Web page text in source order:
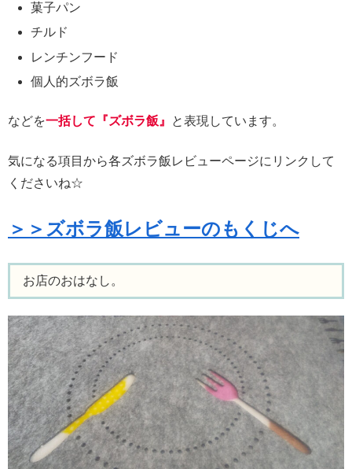
菓子パン
チルド
レンチンフード
個人的ズボラ飯
などを一括して『ズボラ飯』 と表現しています。
気になる項目から各ズボラ飯レビューページにリンクして
くださいね☆
＞＞ズボラ飯レビューのもくじへ
お店のおはなし。